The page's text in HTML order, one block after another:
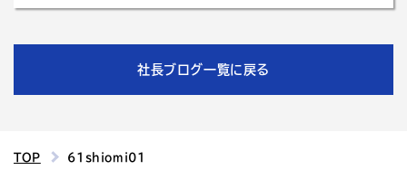
社長ブログ一覧に戻る
TOP 61shiomi01